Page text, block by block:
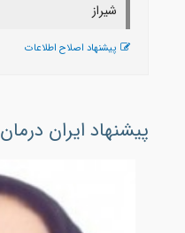
شيراز
پیشنهاد اصلاح اطلاعات
پیشنهاد ایران درمان